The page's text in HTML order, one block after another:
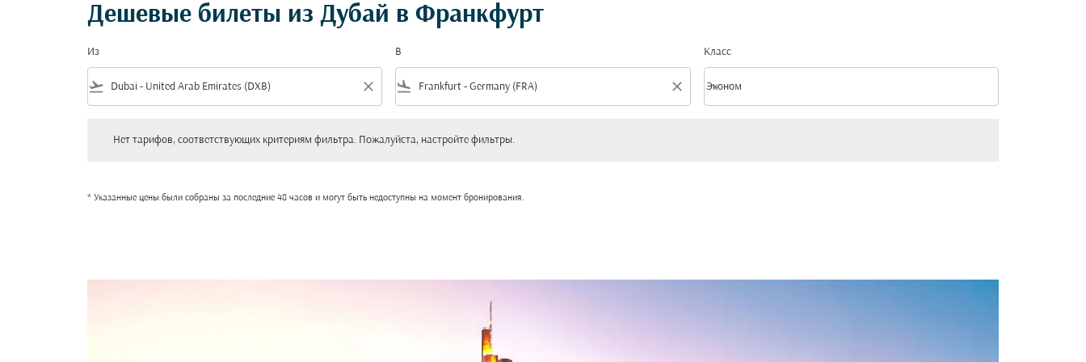
Дешевые билеты из Дубай в Франкфурт
Из
flight_takeoff close
В
flight_land close
Класс
Класс option Эконом Selected
Эконом
keyboard_arrow_down
Нет тарифов, соответствующих критериям фильтра. Пожалуйста, настройте фильтры.
* Указанные цены были собраны за последние 48 часов и могут быть недоступны на момент бронирования.